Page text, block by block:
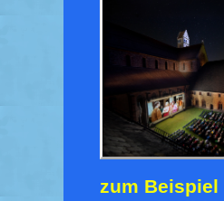
zum Beispiel